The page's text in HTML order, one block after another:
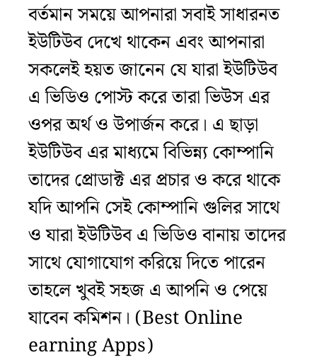
বর্তমান সময়ে আপনারা সবাই সাধারনত
ইউটিউব দেখে থাকেন এবং আপনারা
সকলেই হয়ত জানেন যে যারা ইউটিউব
এ ভিডিও পোস্ট করে তারা ভিউস এর
ওপর অর্থ ও উপার্জন করে। এ ছাড়া
ইউটিউব এর মাধ্যমে বিভিন্ন্য কোম্পানি
তাদের প্রোডাক্ট এর প্রচার ও করে থাকে
যদি আপনি সেই কোম্পানি গুলির সাথে
ও যারা ইউটিউব এ ভিডিও বানায় তাদের
সাথে যোগাযোগ করিয়ে দিতে পারেন
তাহলে খুবই সহজ এ আপনি ও পেয়ে
যাবেন কমিশন। (Best Online
earning Apps)